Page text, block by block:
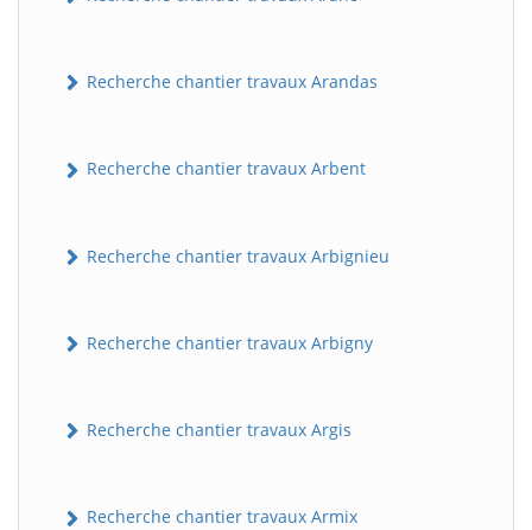
Recherche chantier travaux Arandas
Recherche chantier travaux Arbent
Recherche chantier travaux Arbignieu
Recherche chantier travaux Arbigny
Recherche chantier travaux Argis
Recherche chantier travaux Armix